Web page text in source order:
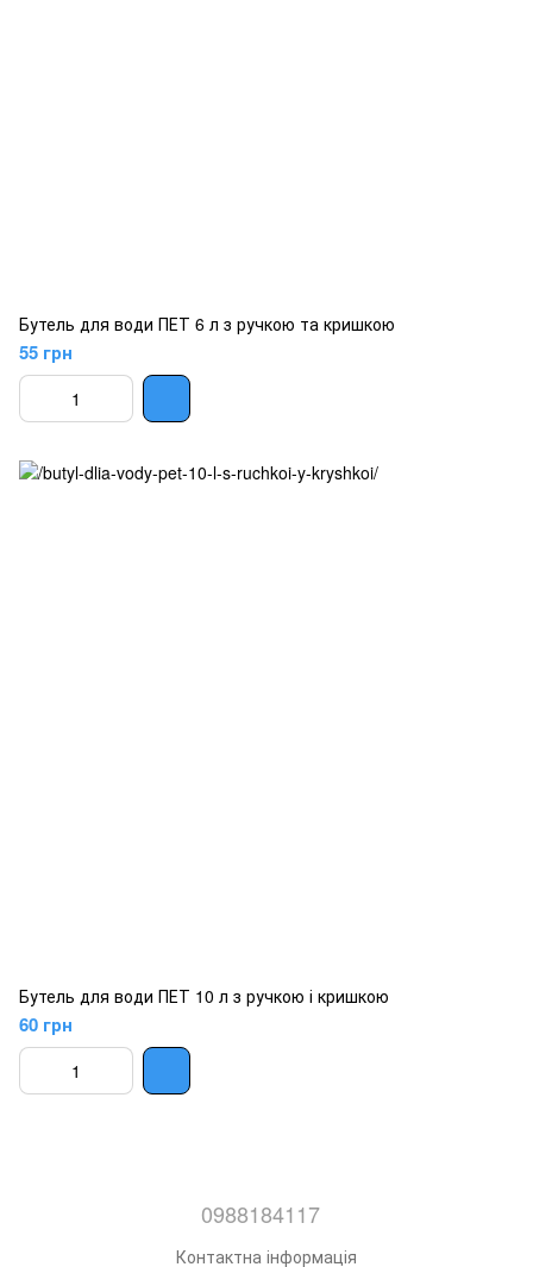
Бутель для води ПЕТ 6 л з ручкою та кришкою
55 грн
Бутель для води ПЕТ 10 л з ручкою і кришкою
60 грн
0988184117
Контактна інформація